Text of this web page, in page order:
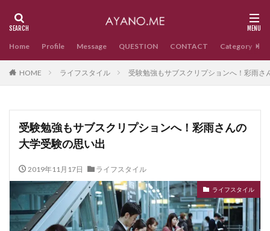
Home Profile Message QUESTION CONTACT Category
HOME ライフスタイル 受験勉強もサブスクリプションへ！彩雨さ
受験勉強もサブスクリプションへ！彩雨さんの
大学受験の思い出
2019年11月17日 ライフスタイル
ライフスタイル